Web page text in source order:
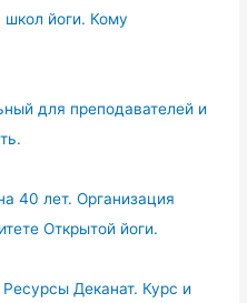
школ йоги. Кому
для преподавателей и
40 лет. Организация
Открытой йоги.
Деканат. Курс и